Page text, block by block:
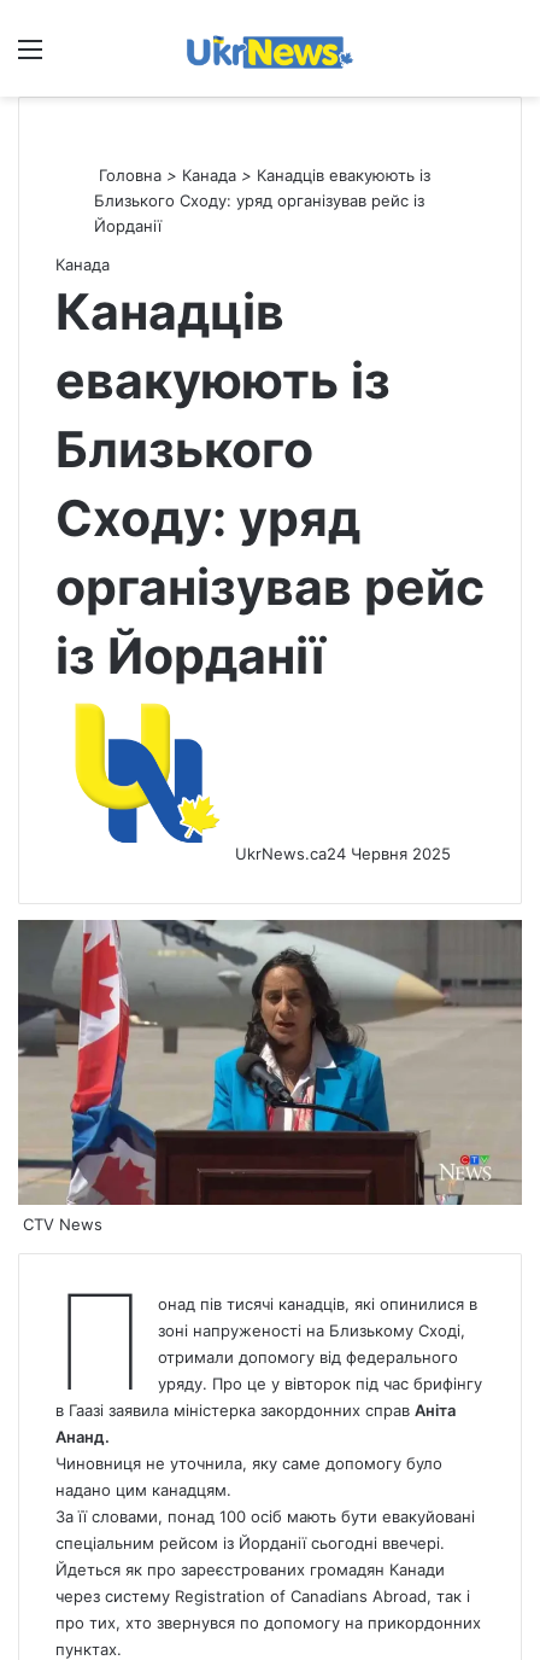
Меню
Головна > Канада > Канадців евакуюють із
Близького Сходу: уряд організував рейс із
Йорданії
Канада
Канадців
евакуюють із
Близького
Сходу: уряд
організував рейс
із Йорданії
UkrNews.ca24 Червня 2025
CTV News
П
онад пів тисячі канадців, які опинилися в
зоні напруженості на Близькому Сході,
отримали допомогу від федерального
уряду. Про це у вівторок під час брифінгу
в Гаазі заявила міністерка закордонних справ Аніта
Ананд.
Чиновниця не уточнила, яку саме допомогу було
надано цим канадцям.
За її словами, понад 100 осіб мають бути евакуйовані
спеціальним рейсом із Йорданії сьогодні ввечері.
Йдеться як про зареєстрованих громадян Канади
через систему Registration of Canadians Abroad, так і
про тих, хто звернувся по допомогу на прикордонних
пунктах.